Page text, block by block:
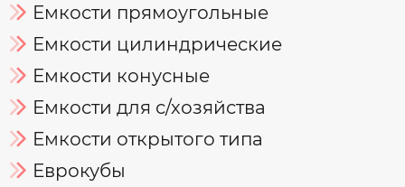
Емкости прямоугольные
Емкости цилиндрические
Емкости конусные
Емкости для с/хозяйства
Емкости открытого типа
Еврокубы